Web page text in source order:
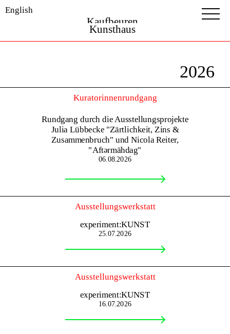
Kaufbeuren
Kunsthaus
English
2026
Kuratorinnenrundgang
Rundgang durch die Ausstellungsprojekte
Julia Lübbecke "Zärtlichkeit, Zins &
Zusammenbruch" und Nicola Reiter,
"Aftərmähdag"
06.08.2026
Ausstellungswerkstatt
experiment:KUNST
25.07.2026
Ausstellungswerkstatt
experiment:KUNST
16.07.2026